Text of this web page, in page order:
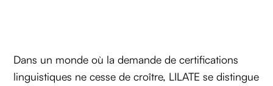
Dans un monde où la demande de certifications
linguistiques ne cesse de croître, LILATE se distingue